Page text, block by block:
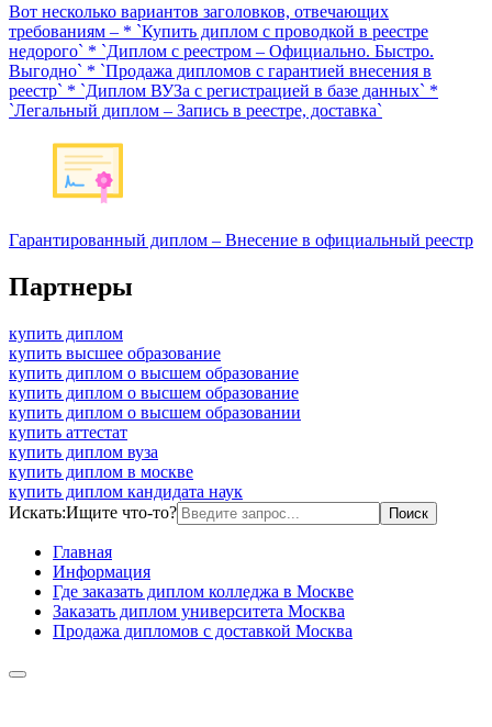
Вот несколько вариантов заголовков, отвечающих
требованиям – * `Купить диплом с проводкой в реестре
недорого` * `Диплом с реестром – Официально. Быстро.
Выгодно` * `Продажа дипломов с гарантией внесения в
реестр` * `Диплом ВУЗа с регистрацией в базе данных` *
`Легальный диплом – Запись в реестре, доставка`
Гарантированный диплом – Внесение в официальный реестр
Партнеры
купить диплом
купить высшее образование
купить диплом о высшем образование
купить диплом о высшем образование
купить диплом о высшем образовании
купить аттестат
купить диплом вуза
купить диплом в москве
купить диплом кандидата наук
Искать:Ищите что-то?
Главная
Информация
Где заказать диплом колледжа в Москве
Заказать диплом университета Москва
Продажа дипломов с доставкой Москва